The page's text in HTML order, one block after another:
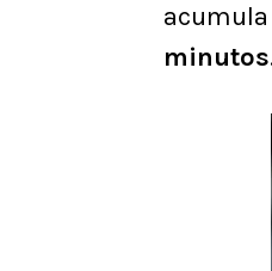
acumula
minutos